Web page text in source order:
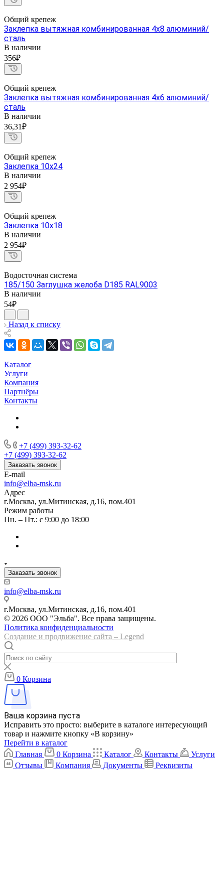
Общий крепеж
Заклепка вытяжная комбинированная 4х8 алюминий/
сталь
В наличии
356₽
Общий крепеж
Заклепка вытяжная комбинированная 4х6 алюминий/
сталь
В наличии
36,31₽
Общий крепеж
Заклепка 10х24
В наличии
2 954₽
Общий крепеж
Заклепка 10х18
В наличии
2 954₽
Водосточная система
185/150 Заглушка желоба D185 RAL9003
В наличии
54₽
Назад к списку
Каталог
Услуги
Компания
Партнёры
Контакты
+7 (499) 393-32-62
+7 (499) 393-32-62
Заказать звонок
E-mail
info@elba-msk.ru
Адрес
г.Москва, ул.Митинская, д.16, пом.401
Режим работы
Пн. – Пт.: с 9:00 до 18:00
Заказать звонок
info@elba-msk.ru
г.Москва, ул.Митинская, д.16, пом.401
© 2026 ООО "Эльба". Все права защищены.
Политика конфиденциальности
Создание и продвижение сайта – Legend
0 Корзина
Ваша корзина пуста
Исправить это просто: выберите в каталоге интересующий
товар и нажмите кнопку «В корзину»
Перейти в каталог
Главная
0 Корзина Каталог Контакты
Услуги
Отзывы
Компания Документы Реквизиты